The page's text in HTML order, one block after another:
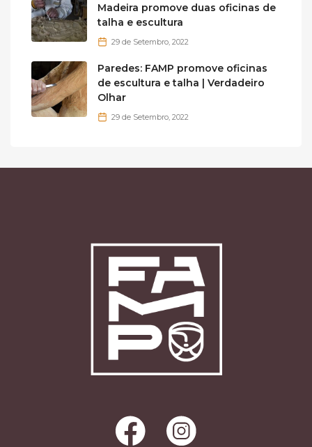
Madeira promove duas oficinas de
talha e escultura
29 de Setembro, 2022
Paredes: FAMP promove oficinas
de escultura e talha | Verdadeiro
Olhar
29 de Setembro, 2022